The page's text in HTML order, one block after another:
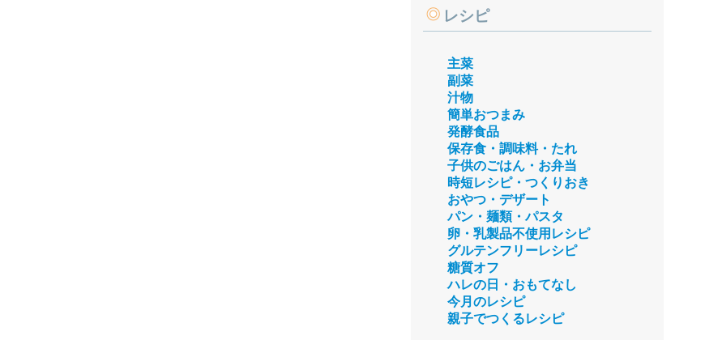
レシピ
主菜
副菜
汁物
簡単おつまみ
発酵食品
保存食・調味料・たれ
子供のごはん・お弁当
時短レシピ・つくりおき
おやつ・デザート
パン・麺類・パスタ
卵・乳製品不使用レシピ
グルテンフリーレシピ
糖質オフ
ハレの日・おもてなし
今月のレシピ
親子でつくるレシピ